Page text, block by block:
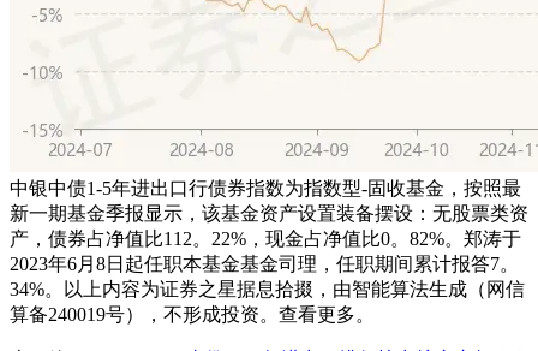
中银中债1-5年进出口行债券指数为指数型-固收基金，按照最
新一期基金季报显示，该基金资产设置装备摆设：无股票类资
产，债券占净值比112。22%，现金占净值比0。82%。郑涛于
2023年6月8日起任职本基金基金司理，任职期间累计报答7。
34%。以上内容为证券之星据息拾掇，由智能算法生成（网信
算备240019号），不形成投资。查看更多。